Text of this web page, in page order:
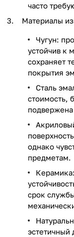
часто
Материалы
Чугун:
устойчив к
сохраняет
покрытия
Сталь
стоимость,
однако
предметам.
срок
эстетичный